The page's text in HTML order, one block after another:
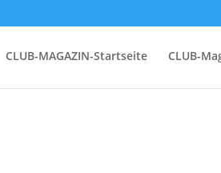
CLUB-MAGAZIN-Startseite CLUB-